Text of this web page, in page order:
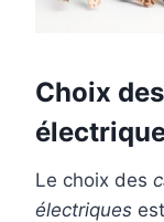
Choix
Le choix des
électriques